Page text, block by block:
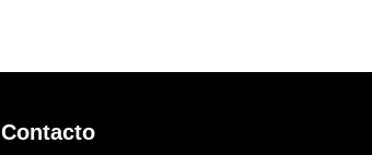
Contacto